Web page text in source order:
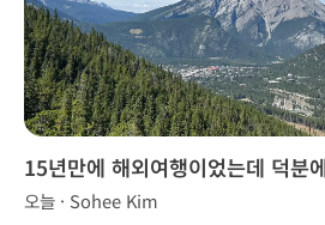
15년만에 해외여행이었는데 덕분
만들었습니다.
오늘 · Sohee Kim